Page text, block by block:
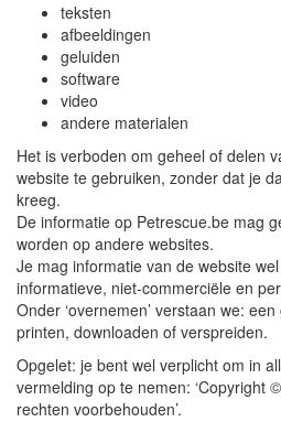
teksten
afbeeldingen
geluiden
software
video
andere materialen
Het is verboden om geheel of delen
website te gebruiken, zonder dat je
kreeg.
De informatie op Petrescue.be mag
worden op andere websites.
Je mag informatie van de website
informatieve, niet-commerciële en
Onder ‘overnemen’ verstaan we:
printen, downloaden of verspreiden.
Opgelet: je bent wel verplicht om in
vermelding op te nemen: ‘Copyright
rechten voorbehouden’.